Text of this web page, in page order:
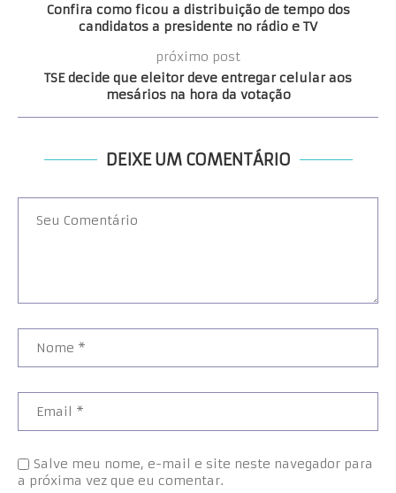
Confira como ficou a distribuição de tempo dos
candidatos a presidente no rádio e TV
próximo post
TSE decide que eleitor deve entregar celular aos
mesários na hora da votação
DEIXE UM COMENTÁRIO
Salve meu nome, e-mail e site neste navegador para
a próxima vez que eu comentar.